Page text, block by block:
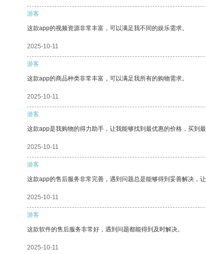
游客
这款app的视频资源非常丰富，可以满足我不同的娱乐需求。
2025-10-11
游客
这款app的商品种类非常丰富，可以满足我所有的购物需求。
2025-10-11
游客
这款app是我购物的得力助手，让我能够找到最优惠的价格，买到最
2025-10-11
游客
这款app的售后服务非常完善，遇到问题总是能够得到妥善解决，让
2025-10-11
游客
这款软件的售后服务非常好，遇到问题都能得到及时解决。
2025-10-11